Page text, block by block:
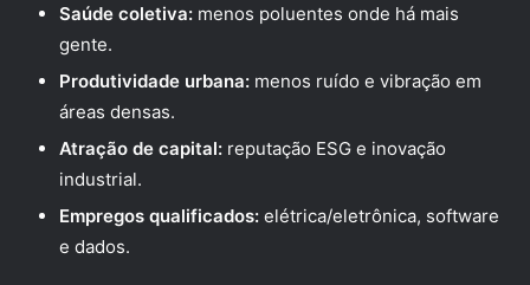
Saúde coletiva: menos poluentes onde há mais
gente.
Produtividade urbana: menos ruído e vibração em
áreas densas.
Atração de capital: reputação ESG e inovação
industrial.
Empregos qualificados: elétrica/eletrônica, software
e dados.